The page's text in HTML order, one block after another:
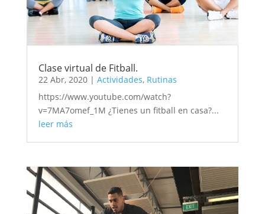
Clase virtual de Fitball.
22 Abr, 2020| Actividades, Rutinas
https://www.youtube.com/watch?
v=7MA7omef_1M ¿Tienes un fitball en casa?...
leer más